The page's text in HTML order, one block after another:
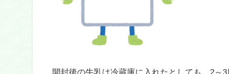
開封後の牛乳は冷蔵庫に入れたとしても、2～